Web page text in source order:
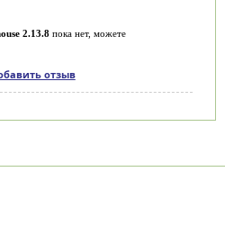
2.13.8пока нет, можете
отзыв